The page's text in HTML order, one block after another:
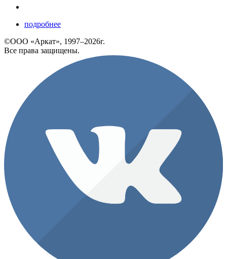
подробнее
©ООО «Аркат», 1997–2026г.
Все права защищены.